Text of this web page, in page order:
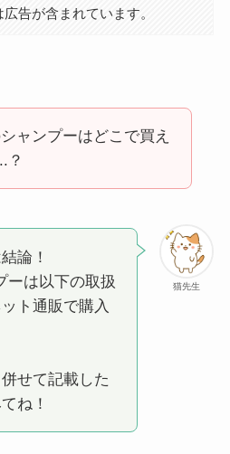
告が含まれています。
ャンプーはどこで買え
？
猫先生
論！
ーは以下の取扱
ト通販で購入
せて記載した
ね！